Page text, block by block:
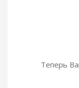
Теперь